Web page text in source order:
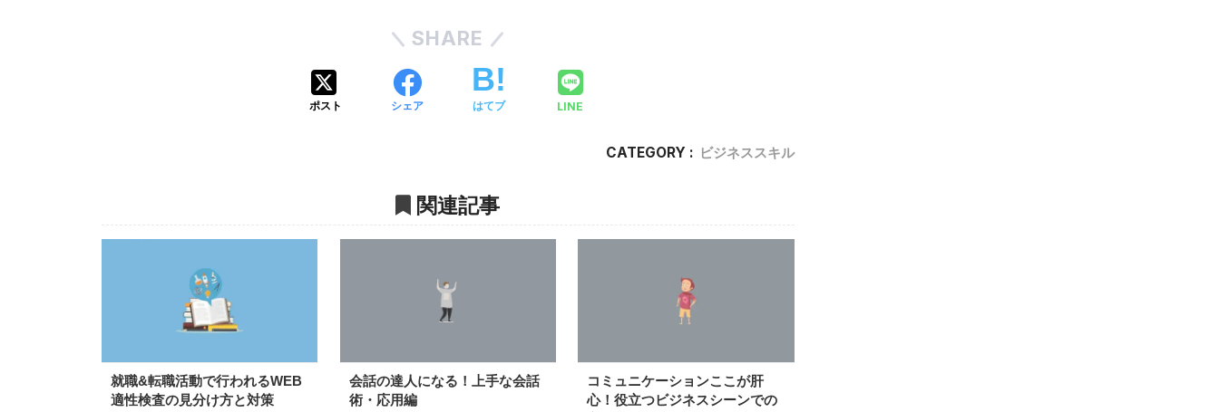
SHARE
ポスト シェア はてブ LINE
CATEGORY : ビジネススキル
関連記事
就職&転職活動で行われるWEB
適性検査の見分け方と対策
会話の達人になる！上手な会話
術・応用編
コミュニケーションここが肝
心！役立つビジネスシーンでの